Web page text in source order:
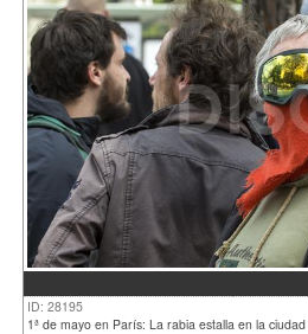
ID: 28195
1ª de mayo en París: La rabia estalla en la ciudad